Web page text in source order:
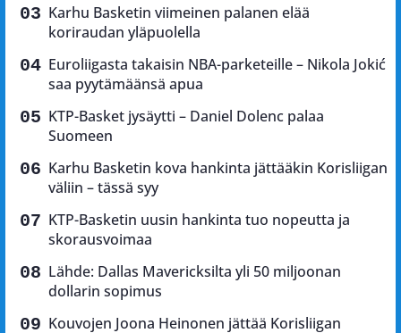
Karhu Basketin viimeinen palanen elää
koriraudan yläpuolella
Euroliigasta takaisin NBA-parketeille – Nikola Jokić
saa pyytämäänsä apua
KTP-Basket jysäytti – Daniel Dolenc palaa
Suomeen
Karhu Basketin kova hankinta jättääkin Korisliigan
väliin – tässä syy
KTP-Basketin uusin hankinta tuo nopeutta ja
skorausvoimaa
Lähde: Dallas Mavericksilta yli 50 miljoonan
dollarin sopimus
Kouvojen Joona Heinonen jättää Korisliigan